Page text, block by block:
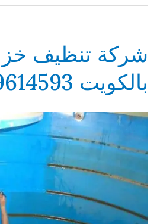
شركة تنظيف
بالكويت 69614593